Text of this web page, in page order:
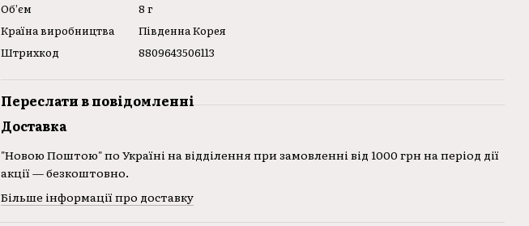
Об’єм
8 г
Країна виробництва
Південна Корея
Штрихкод
8809643506113
Переслати в повідомленні
Доставка
"Новою Поштою" по Україні на відділення при замовленні від 1000 грн на період дії
акції — безкоштовно.
Більше інформації про доставку